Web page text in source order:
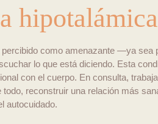
hipotalámica
como amenazante —ya sea
lo que está diciendo. Esta
con el cuerpo. En consulta,
reconstruir una relación más
autocuidado.